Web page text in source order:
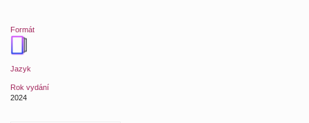
Formát
Jazyk
Rok vydání
2024